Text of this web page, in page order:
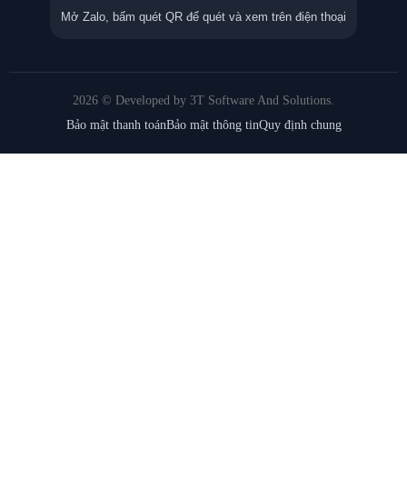
Mở Zalo, bấm quét QR để quét và xem trên điện thoại
2026 © Developed by 3T Software And Solutions.
Bảo mật thanh toánBảo mật thông tinQuy định chung